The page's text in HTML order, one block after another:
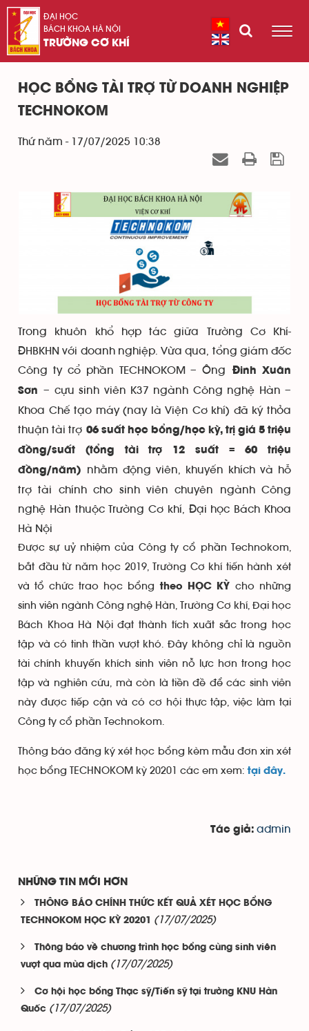
ĐẠI HỌC
BÁCH KHOA HÀ NỘI
TRƯỜNG CƠ KHÍ
HỌC BỔNG TÀI TRỢ TỪ DOANH NGHIỆP
TECHNOKOM
Thứ năm - 17/07/2025 10:38
Trong khuôn khổ hợp tác giữa Trường Cơ Khí-
ĐHBKHN với doanh nghiệp. Vừa qua, tổng giám đốc
Công ty cổ phần TECHNOKOM – ÔngĐinh Xuân
Sơn
– cựu sinh viên K37 ngành Công nghệ Hàn –
Khoa Chế tạo máy (nay là Viện Cơ khí) đã ký thỏa
thuận tài trợ 06 suất học bổng/học kỳ, trị giá 5 triệu
đồng/suất (tổng tài trợ 12 suất = 60 triệu
đồng/năm) nhằm động viên, khuyến khích và hỗ
trợ tài chính cho sinh viên chuyên ngành Công
nghệ Hàn thuộc Trường Cơ khí, Đại học Bách Khoa
Hà Nội
Được sự uỷ nhiệm của Công ty cổ phần Technokom,
bắt đầu từ năm học 2019, Trường Cơ khí tiến hành xét
và tổ chức trao học bổngtheo HỌC KỲ
cho những
sinh viên ngành Công nghệ Hàn, Trường Cơ khí, Đại học
Bách Khoa Hà Nội đạt thành tích xuất sắc trong học
tập và có tinh thần vượt khó. Đây không chỉ là nguồn
tài chính khuyến khích sinh viên nỗ lực hơn trong học
tập và nghiên cứu, mà còn là tiền đề để các sinh viên
này được tiếp cận và có cơ hội thực tập, việc làm tại
Công ty cổ phần Technokom.
Thông báo đăng ký xét học bổng kèm mẫu đơn xin xét
học bổng TECHNOKOM kỳ 20201 các em xem: tại đây.
Tác giả: admin
NHỮNG TIN MỚI HƠN
THÔNG BÁO CHÍNH THỨC KẾT QUẢ XÉT HỌC BỔNG
TECHNOKOM HỌC KỲ 20201
(17/07/2025)
Thông báo về chương trình học bổng cùng sinh viên
vượt qua mùa dịch (17/07/2025)
Cơ hội học bổng Thạc sỹ/Tiến sỹ tại trường KNU Hàn
Quốc (17/07/2025)